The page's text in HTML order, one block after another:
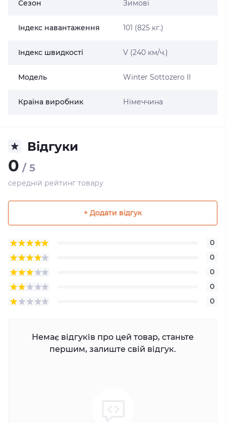
Сезон Зимові
Індекс навантаження 101 (825 кг.)
Індекс швидкості V (240 км/ч.)
Модель Winter Sottozero II
Країна виробник Німеччина
Відгуки
0 / 5
середній рейтинг товару
+ Додати відгук
0
0
0
0
0
Немає відгуків про цей товар, станьте
першим, залиште свій відгук.